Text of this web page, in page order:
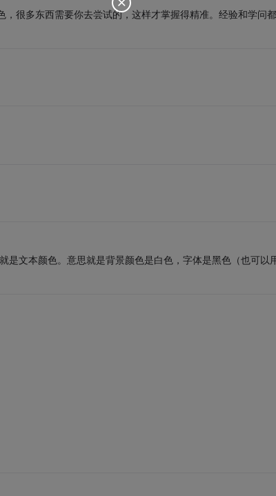
很多东西需要你去尝试的，这样才掌握得精准。经验和学问
文本颜色。意思就是背景颜色是白色，字体是黑色（也可以